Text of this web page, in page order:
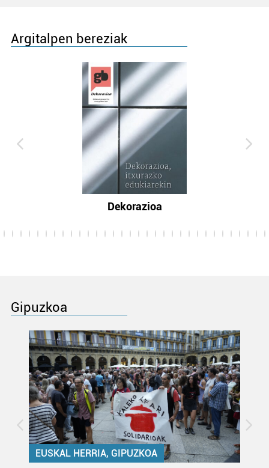
Argitalpen bereziak
Dekorazioa
Gipuzkoa
EUSKAL HERRIA, GIPUZKOA